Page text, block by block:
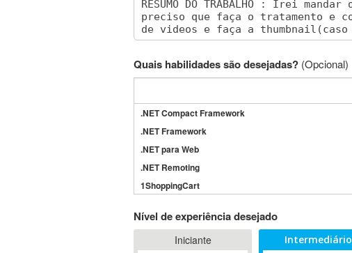
Quais habilidades são desejadas? (Opcional)
.NET Compact Framework
.NET Framework
.NET para Web
.NET Remoting
1ShoppingCart
3GSM
4D Dimension
Nível de experiência desejado
Iniciante
Intermediário